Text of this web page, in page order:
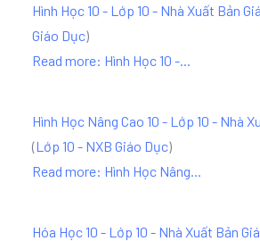
Hình Học 10 - Lớp 10 - Nhà Xuất Bản
Giáo Dục)
Read more: Hình Học 10 -...
Hình Học Nâng Cao 10 - Lớp 10 - Nhà
(Lớp 10 - NXB Giáo Dục)
Read more: Hình Học Nâng...
Hóa Học 10 - Lớp 10 - Nhà Xuất Bản